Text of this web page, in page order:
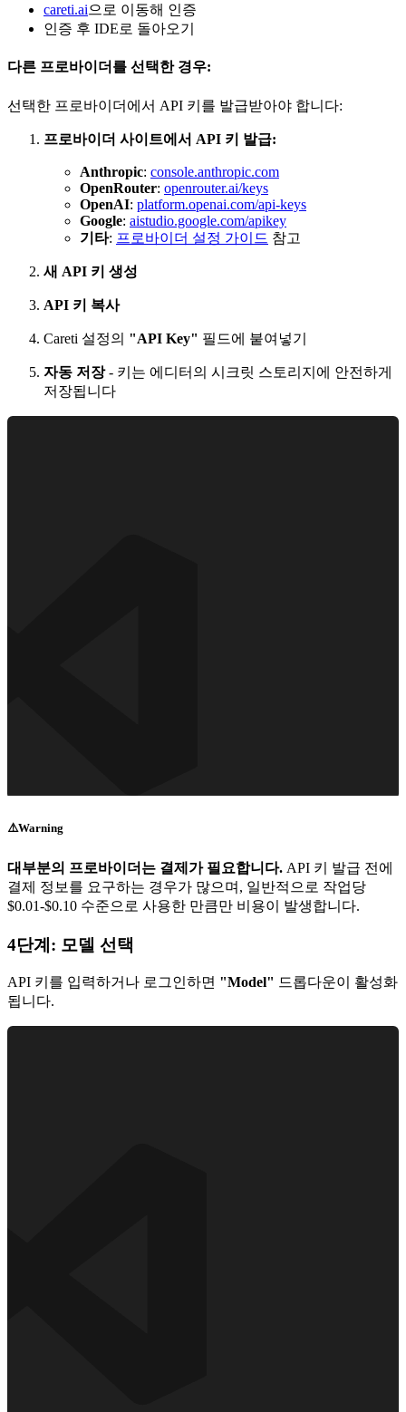
careti.ai으로 이동해 인증
인증 후 IDE로 돌아오기
다른 프로바이더를 선택한 경우:
선택한 프로바이더에서 API 키를 발급받아야 합니다:
프로바이더 사이트에서 API 키 발급:
Anthropic: console.anthropic.com
OpenRouter: openrouter.ai/keys
OpenAI: platform.openai.com/api-keys
Google: aistudio.google.com/apikey
기타: 프로바이더 설정 가이드 참고
새 API 키 생성
API 키 복사
Careti 설정의 "API Key" 필드에 붙여넣기
자동 저장- 키는 에디터의 시크릿 스토리지에 안전하게
저장됩니다
⚠️Warning
대부분의 프로바이더는 결제가 필요합니다. API 키 발급 전에
결제 정보를 요구하는 경우가 많으며, 일반적으로 작업당
$0.01-$0.10 수준으로 사용한 만큼만 비용이 발생합니다.
4단계: 모델 선택
API 키를 입력하거나 로그인하면 "Model" 드롭다운이 활성화
됩니다.